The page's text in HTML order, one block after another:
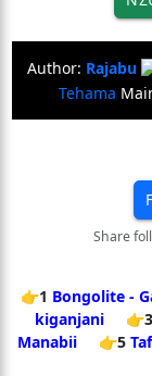
Author: Rajabu
Tehama
Share
👉1 Bongolite -
kiganjani
👉3
Manabii
👉5